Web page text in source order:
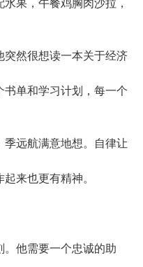
果，午餐鸡胸肉沙拉，
然很想读一本关于经济
书单和学习计划，每一个
远航满意地想。自律让
来也更有精神。
他需要一个忠诚的助